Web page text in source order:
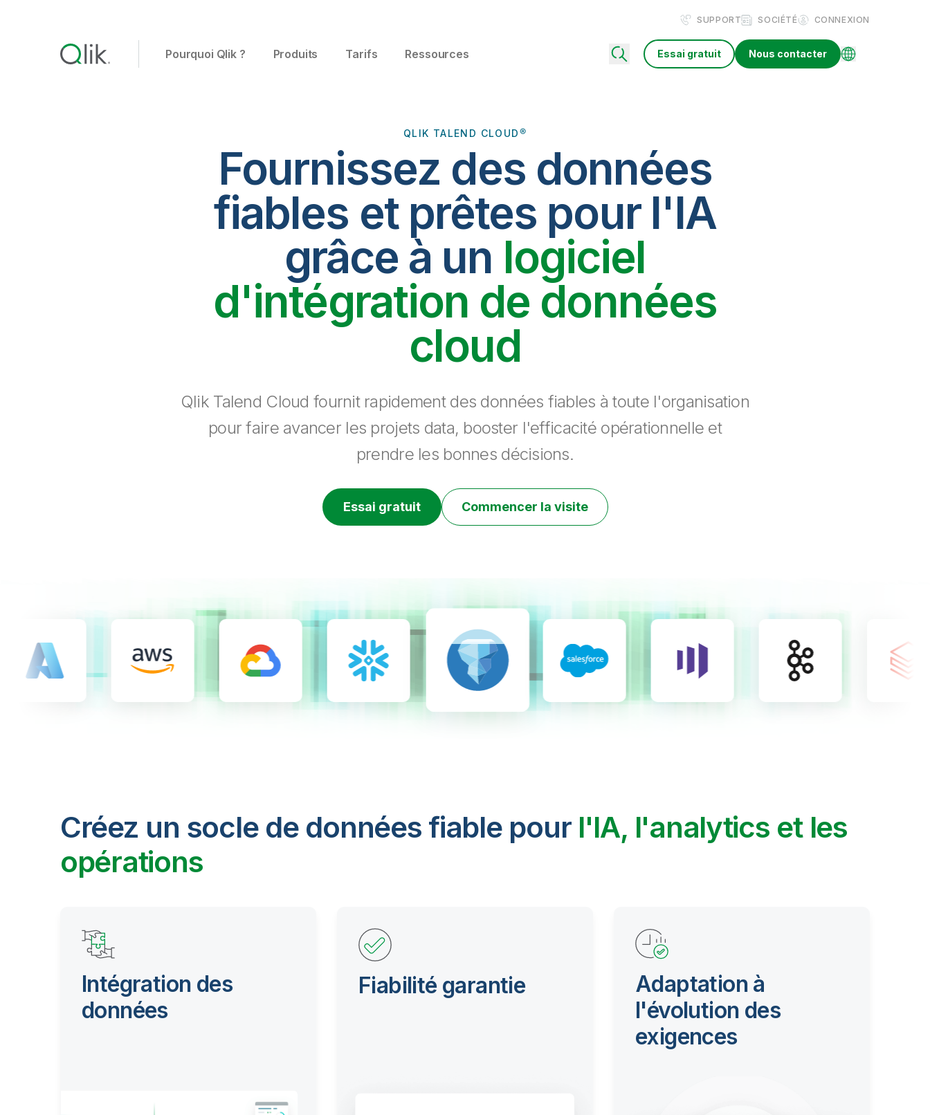
SUPPORT SOCIÉTÉ CONNEXION
Pourquoi Qlik ? Produits Tarifs Ressources Essai gratuit Nous contacter
QLIK TALEND CLOUD®
Fournissez des données
fiables et prêtes pour l'IA
grâce à un logiciel
d'intégration de données
cloud
Qlik Talend Cloud fournit rapidement des données fiables à toute l'organisation
pour faire avancer les projets data, booster l'efficacité opérationnelle et
prendre les bonnes décisions.
Essai gratuit Commencer la visite
Créez un socle de données fiable pour l'IA, l'analytics et les
opérations
Intégration des
données
Fiabilité garantie
Adaptation à
l'évolution des
exigences